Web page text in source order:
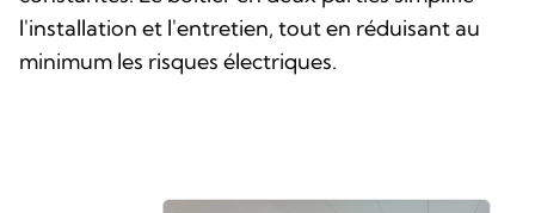
l'installation et l'entretien, tout en réduisant au
minimum les risques électriques.